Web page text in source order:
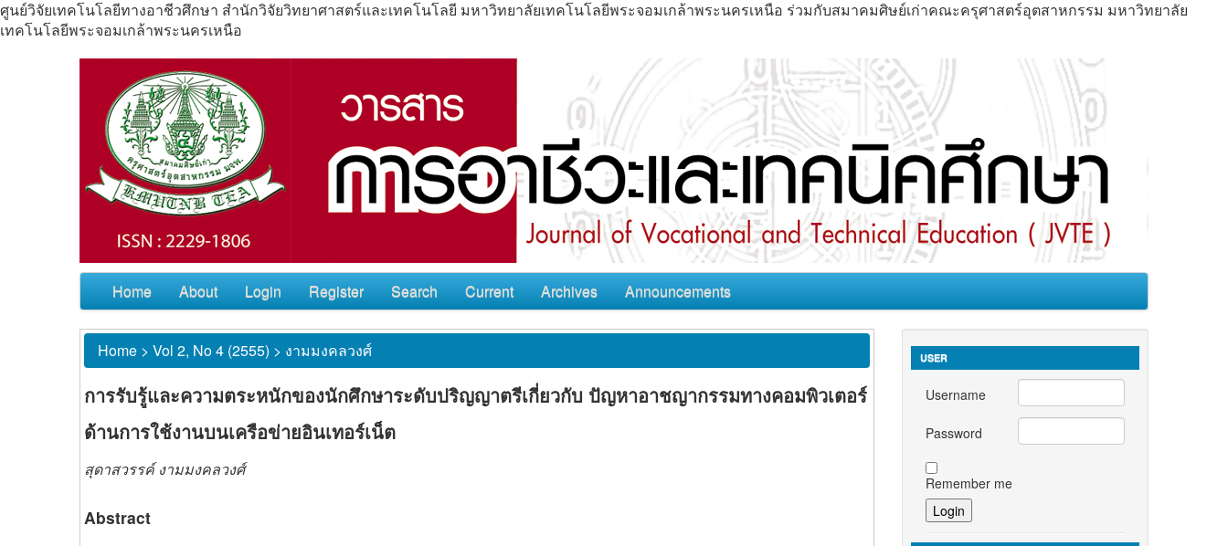
ศูนย์วิจัยเทคโนโลยีทางอาชีวศึกษา สำนักวิจัยวิทยาศาสตร์และเทคโนโลยี มหาวิทยาลัยเทคโนโลยีพระจอมเกล้าพระนครเหนือ ร่วมกับสมาคมศิษย์เก่าคณะครุศาสตร์อุตสาหกรรม มหาวิทยาลัย
เทคโนโลยีพระจอมเกล้าพระนครเหนือ
Home About Login Register Search Current Archives Announcements
Home > Vol 2, No 4 (2555) > งามมงคลวงศ์
การรับรู้และความตระหนักของนักศึกษาระดับปริญญาตรีเกี่ยวกับ ปัญหาอาชญากรรมทางคอมพิวเตอร์
ด้านการใช้งานบนเครือข่ายอินเทอร์เน็ต
สุดาสวรรค์ งามมงคลวงศ์
Abstract
USER
Username
Password
Remember me